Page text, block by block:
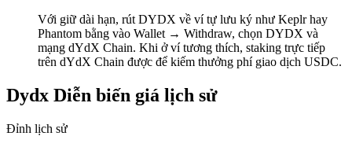
Với giữ dài hạn, rút DYDX về ví tự lưu ký như Keplr hay
Phantom bằng vào Wallet → Withdraw, chọn DYDX và
mạng dYdX Chain. Khi ở ví tương thích, staking trực tiếp
trên dYdX Chain được để kiếm thưởng phí giao dịch USDC.
Dydx Diễn biến giá lịch sử
Đỉnh lịch sử